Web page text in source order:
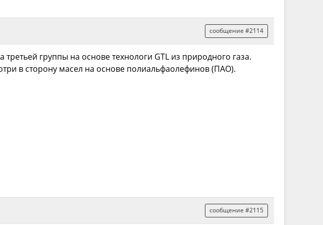
сообщение #2114
группы на основе технологи GTL из природного газа.
в сторону масел на основе полиальфаолефинов (ПАО).
сообщение #2115